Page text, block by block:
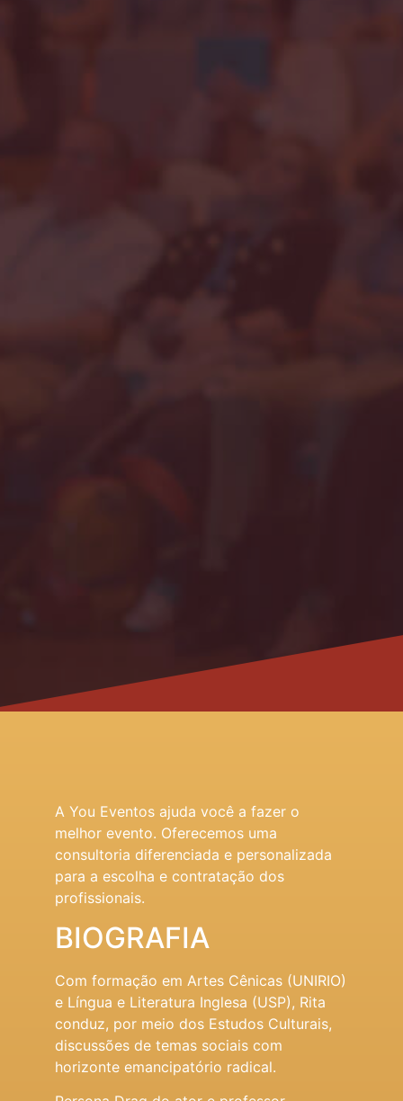
A You Eventos ajuda você a fazer o
melhor evento. Oferecemos uma
consultoria diferenciada e personalizada
para a escolha e contratação dos
profissionais.
BIOGRAFIA
Com formação em Artes Cênicas (UNIRIO)
e Língua e Literatura Inglesa (USP), Rita
conduz, por meio dos Estudos Culturais,
discussões de temas sociais com
horizonte emancipatório radical.